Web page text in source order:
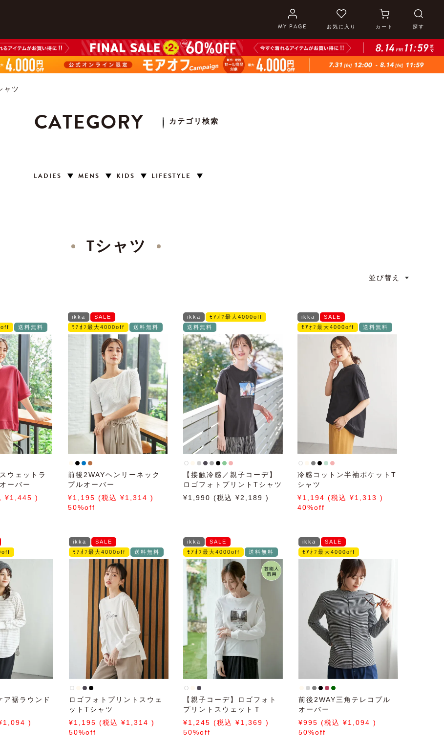
MY PAGE お気に入り カート 探す
ャツ
CATEGORY カテゴリ検索
LADIES MENS KIDS LIFESTYLE
Tシャツ
並び替え
送料無料
ウェットラ
ーバー
1,445
ikka
SALE
ﾓｱｵﾌ最大4000off
送料無料
前後2WAYヘンリーネック
プルオーバー
1,195
1,314
50%off
ikka
ﾓｱｵﾌ最大4000off
送料無料
【接触冷感／親子コーデ】
ロゴフォトプリントTシャツ
1,990
2,189
ikka
SALE
ﾓｱｵﾌ最大4000off
送料無料
冷感コットン半袖ポケットT
シャツ
1,194
1,313
40%off
ア裾ラウンド
1,094
ikka
SALE
ﾓｱｵﾌ最大4000off
送料無料
ロゴフォトプリントスウェ
ットTシャツ
1,195
1,314
50%off
ikka
SALE
ﾓｱｵﾌ最大4000off
送料無料
【親子コーデ】ロゴフォト
プリントスウェットＴ
1,245
1,369
50%off
ikka
SALE
ﾓｱｵﾌ最大4000off
前後2WAY三角テレコプル
オーバー
995
1,094
50%off